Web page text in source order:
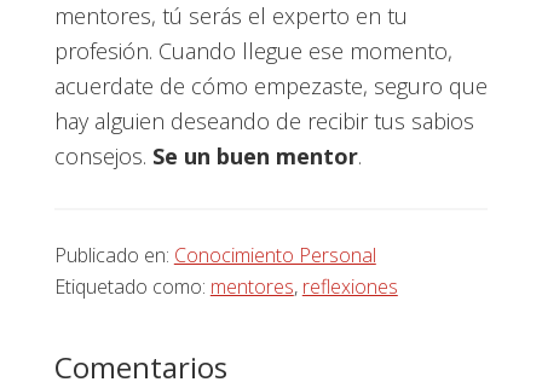
mentores, tú serás el experto en tu
profesión. Cuando llegue ese momento,
acuerdate de cómo empezaste, seguro que
hay alguien deseando de recibir tus sabios
consejos. Se un buen mentor.
Publicado en: Conocimiento Personal
Etiquetado como: mentores, reflexiones
Interacciones
Comentarios